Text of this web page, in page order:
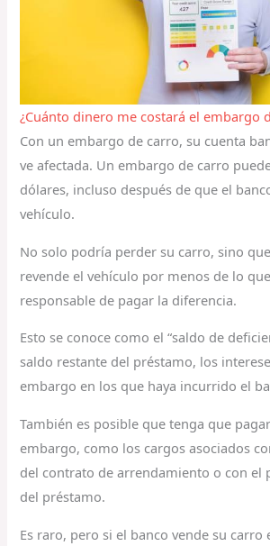
¿Cuánto dinero me costará el embargo
Con un embargo de carro, su cuenta
ve afectada. Un embargo de carro
dólares, incluso después de que el
vehículo.
No solo podría perder su carro, sino
revende el vehículo por menos de lo
responsable de pagar la diferencia.
Esto se conoce como el “saldo de
saldo restante del préstamo, los
embargo en los que haya incurrido el
También es posible que tenga que
embargo, como los cargos asociados
del contrato de arrendamiento o con el
del préstamo.
Es raro, pero si el banco vende su